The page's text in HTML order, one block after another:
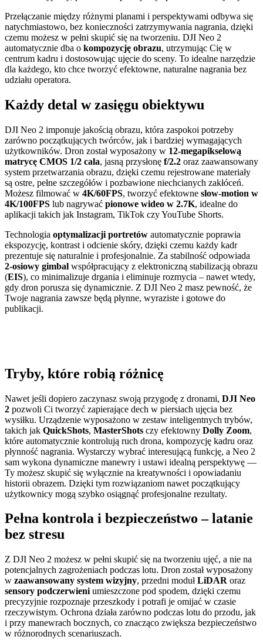
Przełączanie między różnymi planami i perspektywami odbywa się
natychmiastowo, bez konieczności zatrzymywania nagrania, dzięki
czemu możesz w pełni skupić się na tworzeniu. DJI Neo 2
automatycznie dba o kompozycję obrazu, utrzymując Cię w
centrum kadru i dostosowując ujęcie do sceny. To idealne narzędzie
dla każdego, kto chce tworzyć efektowne, naturalne nagrania bez
udziału operatora.
Każdy detal w zasięgu obiektywu
DJI Neo 2 imponuje jakością obrazu, która zaspokoi potrzeby
zarówno początkujących twórców, jak i bardziej wymagających
użytkowników. Dron został wyposażony w 12-megapikselową
matrycę CMOS 1/2 cala, jasną przysłonę f/2.2 oraz zaawansowany
system przetwarzania obrazu, dzięki czemu rejestrowane materiały
są ostre, pełne szczegółów i pozbawione niechcianych zakłóceń.
Możesz filmować w 4K/60FPS, tworzyć efektowne slow-motion w
4K/100FPS lub nagrywać pionowe wideo w 2.7K, idealne do
aplikacji takich jak Instagram, TikTok czy YouTube Shorts.
Technologia optymalizacji portretów automatycznie poprawia
ekspozycję, kontrast i odcienie skóry, dzięki czemu każdy kadr
prezentuje się naturalnie i profesjonalnie. Za stabilność odpowiada
2-osiowy gimbal współpracujący z elektroniczną stabilizacją obrazu
(EIS), co minimalizuje drgania i eliminuje rozmycia – nawet wtedy,
gdy dron porusza się dynamicznie. Z DJI Neo 2 masz pewność, że
Twoje nagrania zawsze będą płynne, wyraziste i gotowe do
publikacji.
Tryby, które robią różnicę
Nawet jeśli dopiero zaczynasz swoją przygodę z dronami, DJI Neo
2 pozwoli Ci tworzyć zapierające dech w piersiach ujęcia bez
wysiłku. Urządzenie wyposażono w zestaw inteligentnych trybów,
takich jak QuickShots, MasterShots czy efektowny Dolly Zoom,
które automatycznie kontrolują ruch drona, kompozycję kadru oraz
płynność nagrania. Wystarczy wybrać interesującą funkcję, a Neo 2
sam wykona dynamiczne manewry i ustawi idealną perspektywę —
Ty możesz skupić się wyłącznie na kreatywności i opowiadaniu
historii obrazem. Dzięki tym rozwiązaniom nawet początkujący
użytkownicy mogą szybko osiągnąć profesjonalne rezultaty.
Pełna kontrola i bezpieczeństwo – latanie
bez stresu
Z DJI Neo 2 możesz w pełni skupić się na tworzeniu ujęć, a nie na
potencjalnych zagrożeniach podczas lotu. Dron został wyposażony
w zaawansowany system wizyjny, przedni modułLiDAR oraz
sensory podczerwieni umieszczone pod spodem, dzięki czemu
precyzyjnie rozpoznaje przeszkody i potrafi je omijać w czasie
rzeczywistym. Ochrona działa zarówno podczas lotu do przodu, jak
i przy manewrach bocznych, co znacząco zwiększa bezpieczeństwo
w różnorodnych scenariuszach.